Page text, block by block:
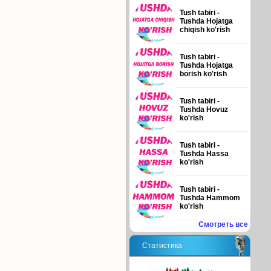
Tush tabiri -
Tushda Hojatga
chiqish ko'rish
Tush tabiri -
Tushda Hojatga
borish ko'rish
Tush tabiri -
Tushda Hovuz
ko'rish
Tush tabiri -
Tushda Hassa
ko'rish
Tush tabiri -
Tushda Hammom
ko'rish
Смотреть все
Статистика